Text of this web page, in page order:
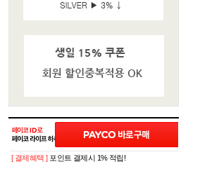
[ 결제혜택 ] 포인트 결제시 1% 적립!